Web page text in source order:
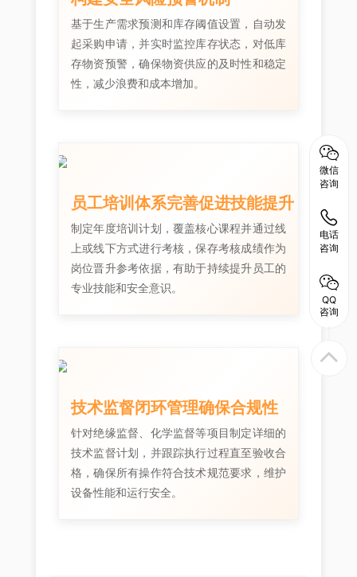
基于生产需求预测和库存阈值设置，自动发
起采购申请，并实时监控库存状态，对低库
存物资预警，确保物资供应的及时性和稳定
性，减少浪费和成本增加。
员工培训体系完善促进技能提升
制定年度培训计划，覆盖核心课程并通过线
上或线下方式进行考核，保存考核成绩作为
岗位晋升参考依据，有助于持续提升员工的
专业技能和安全意识。
技术监督闭环管理确保合规性
针对绝缘监督、化学监督等项目制定详细的
技术监督计划，并跟踪执行过程直至验收合
格，确保所有操作符合技术规范要求，维护
设备性能和运行安全。
微信
咨询
电话
咨询
QQ
咨询